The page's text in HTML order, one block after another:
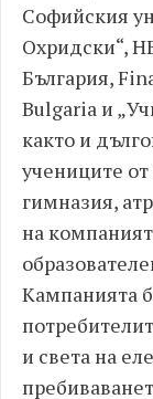
Софийския
Охридски“,
България,
Bulgaria и
както и
учениците
гимназия,
на
Кампанията
и света на